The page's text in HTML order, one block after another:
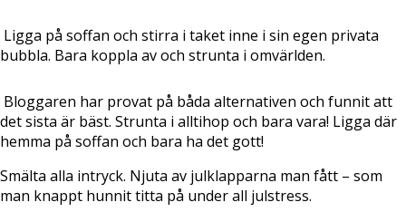
Ligga på soffan och stirra i taket inne i sin egen privata
bubbla. Bara koppla av och strunta i omvärlden.
Bloggaren har provat på båda alternativen och funnit att
det sista är bäst. Strunta i alltihop och bara vara! Ligga där
hemma på soffan och bara ha det gott!
Smälta alla intryck. Njuta av julklapparna man fått – som
man knappt hunnit titta på under all julstress.